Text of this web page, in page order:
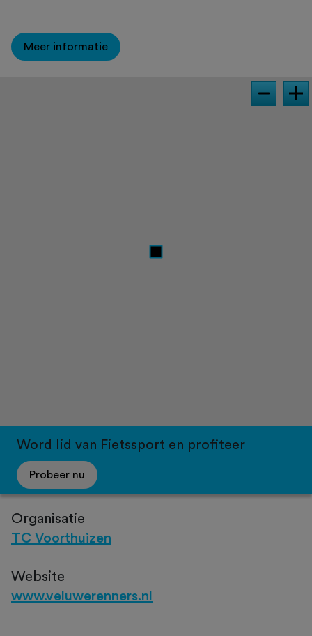
Meer informatie
Word lid van Fietssport en profiteer
Probeer nu
Organisatie
TC Voorthuizen
Website
www.veluwerenners.nl